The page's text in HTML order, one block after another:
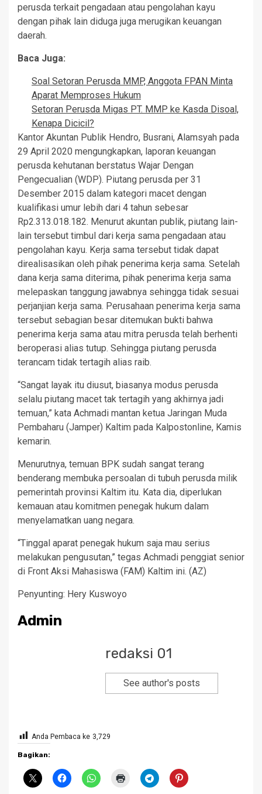
perusda terkait pengadaan atau pengolahan kayu
dengan pihak lain diduga juga merugikan keuangan
daerah.
Baca Juga:
Soal Setoran Perusda MMP, Anggota FPAN Minta
Aparat Memproses Hukum
Setoran Perusda Migas PT. MMP ke Kasda Disoal,
Kenapa Dicicil?
Kantor Akuntan Publik Hendro, Busrani, Alamsyah pada
29 April 2020 mengungkapkan, laporan keuangan
perusda kehutanan berstatus Wajar Dengan
Pengecualian (WDP). Piutang perusda per 31
Desember 2015 dalam kategori macet dengan
kualifikasi umur lebih dari 4 tahun sebesar
Rp2.313.018.182. Menurut akuntan publik, piutang lain-
lain tersebut timbul dari kerja sama pengadaan atau
pengolahan kayu. Kerja sama tersebut tidak dapat
direalisasikan oleh pihak penerima kerja sama. Setelah
dana kerja sama diterima, pihak penerima kerja sama
melepaskan tanggung jawabnya sehingga tidak sesuai
perjanjian kerja sama. Perusahaan penerima kerja sama
tersebut sebagian besar ditemukan bukti bahwa
penerima kerja sama atau mitra perusda telah berhenti
beroperasi alias tutup. Sehingga piutang perusda
terancam tidak tertagih alias raib.
“Sangat layak itu diusut, biasanya modus perusda
selalu piutang macet tak tertagih yang akhirnya jadi
temuan,” kata Achmadi mantan ketua Jaringan Muda
Pembaharu (Jamper) Kaltim pada Kalpostonline, Kamis
kemarin.
Menurutnya, temuan BPK sudah sangat terang
benderang membuka persoalan di tubuh perusda milik
pemerintah provinsi Kaltim itu. Kata dia, diperlukan
kemauan atau komitmen penegak hukum dalam
menyelamatkan uang negara.
“Tinggal aparat penegak hukum saja mau serius
melakukan pengusutan,” tegas Achmadi penggiat senior
di Front Aksi Mahasiswa (FAM) Kaltim ini. (AZ)
Penyunting: Hery Kuswoyo
Admin
redaksi 01
See author's posts
Anda Pembaca ke 3,729
Bagikan: